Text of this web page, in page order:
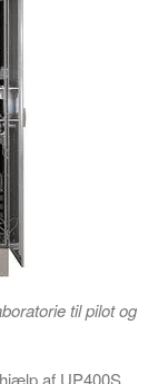
til pilot og
af UP400S